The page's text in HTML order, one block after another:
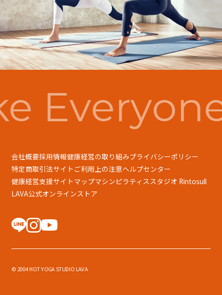
会社概要採用情報健康経営の取り組みプライバシーポリシー
特定商取引法サイトご利用上の注意ヘルプセンター
健康経営支援サイトマップマシンピラティススタジオ Rintosull
LAVA公式オンラインストア
© 2004 HOT YOGA STUDIO LAVA